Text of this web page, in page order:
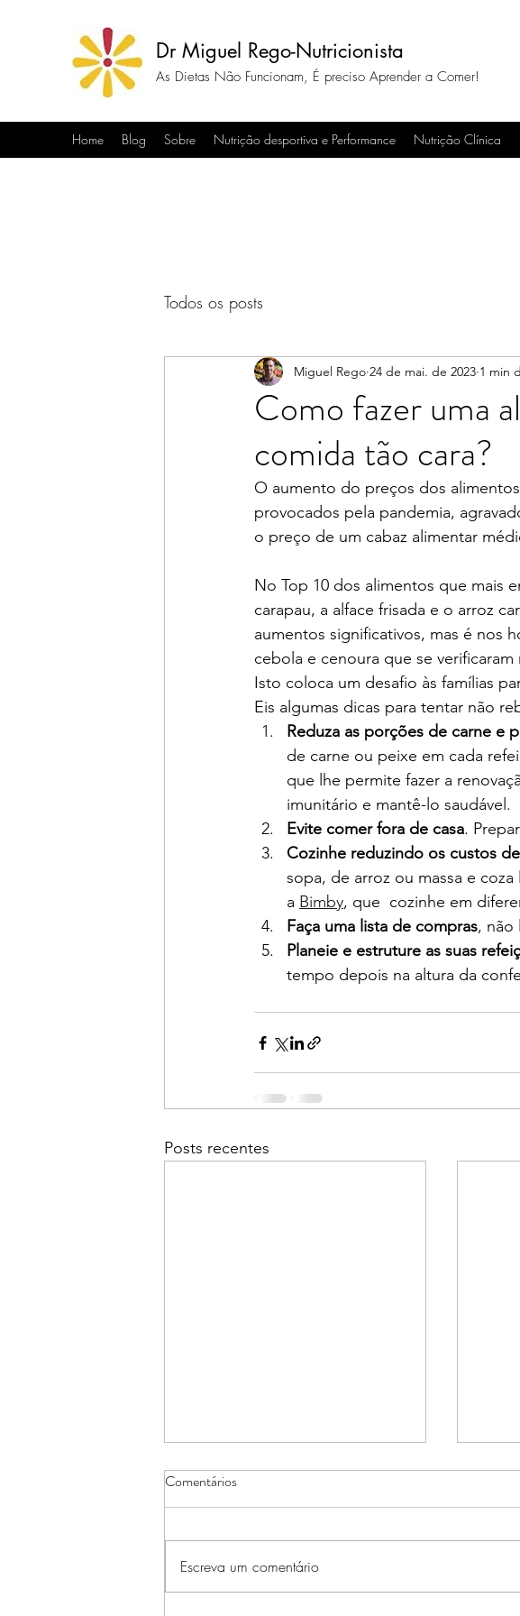
Dr Miguel Rego-Nutricionista
As Dietas Não Funcionam, É preciso Aprender a Comer!
Home Blog Sobre Nutrição desportiva e Performance Nutrição Clínica
Todos os posts
Como fazer uma
comida tão cara?
Miguel Rego 24 de mai. de 2023 1 min
O aumento do preços dos
provocados pela pandemia,
o preço de um cabaz alimentar
No Top 10 dos alimentos que mais
carapau, a alface frisada e o arroz
aumentos significativos, mas é nos
cebola e cenoura que se verificaram
Isto coloca um desafio às famílias
Eis algumas dicas para tentar não
Reduza as porções de carne e
de carne ou peixe em cada
que lhe permite fazer a
imunitário e mantê-lo saudável.
Evite comer fora de casa.
Cozinhe reduzindo os custos
sopa, de arroz ou massa e
a Bimby, que  cozinhe em
Faça uma lista de compras, não
Planeie e estruture as suas
tempo depois na altura da
Posts recentes
Alimentação Vegetariana
Comentários
Escreva um comentário